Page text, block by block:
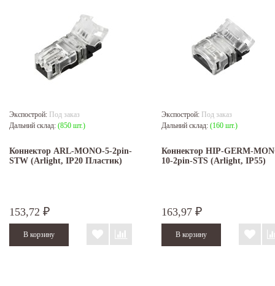
Экспострой: Под заказ
Дальний склад: (850 шт.)
Коннектор ARL-MONO-5-2pin-
STW (Arlight, IP20 Пластик)
153,72 ₽
Экспострой: Под заказ
Дальний склад: (160 шт.)
Коннектор HIP-GERM-
10-2pin-STS (Arlight, IP55)
163,97 ₽